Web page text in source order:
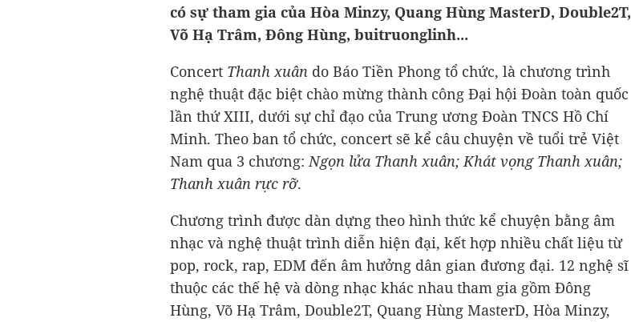
có sự tham gia của Hòa Minzy, Quang Hùng MasterD, Double2T,
Võ Hạ Trâm, Đông Hùng, buitruonglinh...
Concert Thanh xuân do Báo Tiền Phong tổ chức, là chương trình
nghệ thuật đặc biệt chào mừng thành công Đại hội Đoàn toàn quốc
lần thứ XIII, dưới sự chỉ đạo của Trung ương Đoàn TNCS Hồ Chí
Minh. Theo ban tổ chức, concert sẽ kể câu chuyện về tuổi trẻ Việt
Nam qua 3 chương:Ngọn lửa Thanh xuân; Khát vọng Thanh xuân;
Thanh xuân rực rỡ.
Chương trình được dàn dựng theo hình thức kể chuyện bằng âm
nhạc và nghệ thuật trình diễn hiện đại, kết hợp nhiều chất liệu từ
pop, rock, rap, EDM đến âm hưởng dân gian đương đại. 12 nghệ sĩ
thuộc các thế hệ và dòng nhạc khác nhau tham gia gồm Đông
Hùng, Võ Hạ Trâm, Double2T, Quang Hùng MasterD, Hòa Minzy,